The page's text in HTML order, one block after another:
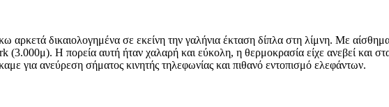
δικαιολογημένα σε εκείνη την γαλήνια έκταση δίπλα στη λίμνη. Με
Η πορεία αυτή ήταν χαλαρή και εύκολη, η θερμοκρασία είχε ανεβεί και
για ανεύρεση σήματος κινητής τηλεφωνίας και πιθανό εντοπισμό ελεφάντων.